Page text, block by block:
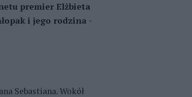
premier Elżbieta
i jego rodzina -
Sebastiana. Wokół